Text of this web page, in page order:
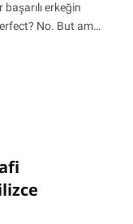
başarılı erkeğin
perfect? No. But am…